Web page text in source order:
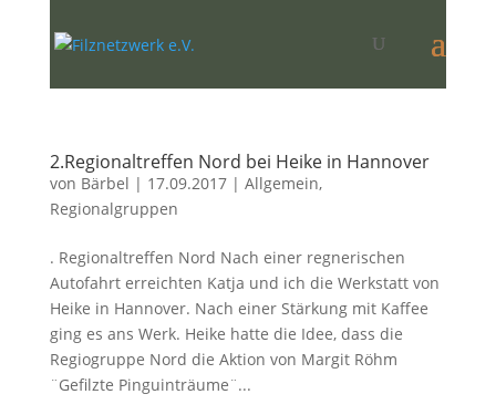
2.Regionaltreffen Nord bei Heike in Hannover
von Bärbel | 17.09.2017| Allgemein,
Regionalgruppen
. Regionaltreffen Nord Nach einer regnerischen
Autofahrt erreichten Katja und ich die Werkstatt von
Heike in Hannover. Nach einer Stärkung mit Kaffee
ging es ans Werk. Heike hatte die Idee, dass die
Regiogruppe Nord die Aktion von Margit Röhm
¨Gefilzte Pinguinträume¨...